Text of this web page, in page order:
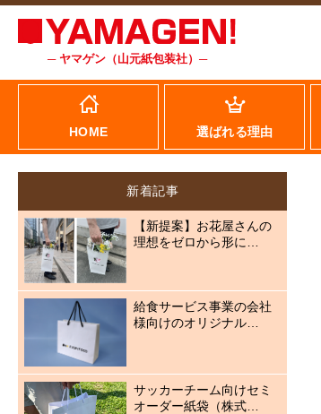
─ ヤマゲン（山元紙包装社）─
HOME 選ばれる理由
新着記事
【新提案】お花屋さんの
理想をゼロから形に…
給食サービス事業の会社
様向けのオリジナル…
サッカーチーム向けセミ
オーダー紙袋（株式…